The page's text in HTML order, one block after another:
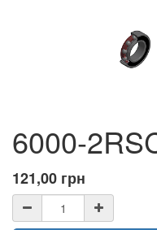
6000-
121,00 грн